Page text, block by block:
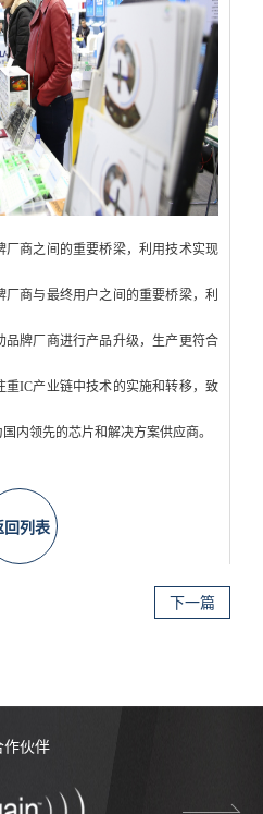
商之间的重要桥梁，利用技术实现
商与最终用户之间的重要桥梁，利
牌厂商进行产品升级，生产更符合
IC产业链中技术的实施和转移，致
内领先的芯片和解决方案供应商。
回列表
下一篇
作伙伴